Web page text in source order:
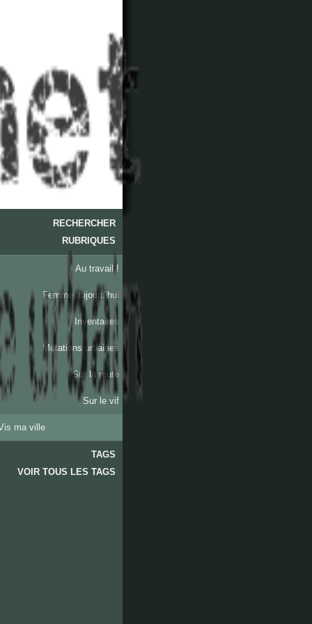
RECHERCHER
RUBRIQUES
Au travail !
Femme aujourd’hui
Inventaires
Mutations urbaines
Sur la route
Sur le vif
ma ville
TAGS
VOIR TOUS LES TAGS